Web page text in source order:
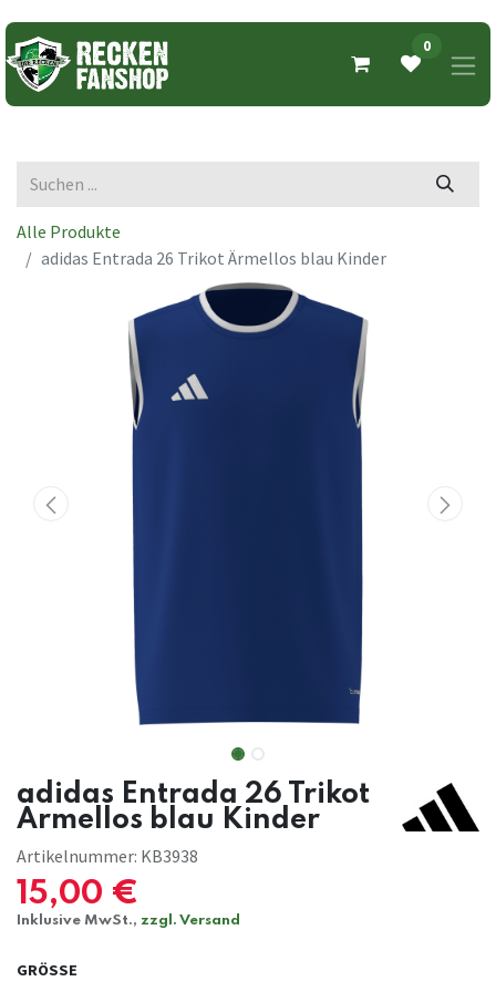
0
Alle Produkte
adidas Entrada 26 Trikot Ärmellos blau Kinder
adidas Entrada 26 Trikot
Ärmellos blau Kinder
Artikelnummer: KB3938
15,00 €
Inklusive MwSt., zzgl. Versand
GRÖSSE